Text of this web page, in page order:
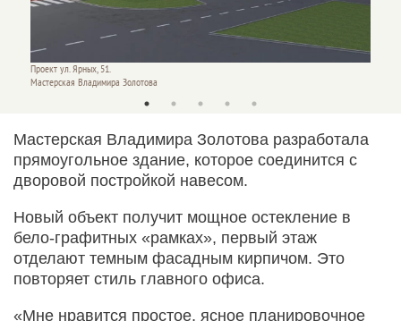
Проект ул. Ярных, 51.
Мастерская Владимира Золотова
Мастерская Владимира Золотова разработала
прямоугольное здание, которое соединится с
дворовой постройкой навесом.
Новый объект получит мощное остекление в
бело-графитных «рамках», первый этаж
отделают темным фасадным кирпичом. Это
повторяет стиль главного офиса.
«Мне нравится простое, ясное планировочное